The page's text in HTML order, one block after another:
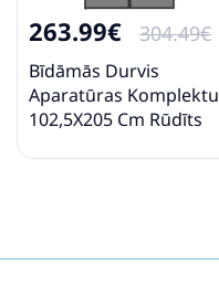
263.99€ 304.49€
Bīdāmās Durvis
Aparatūras Komplektu
102,5X205 Cm Rūdīts